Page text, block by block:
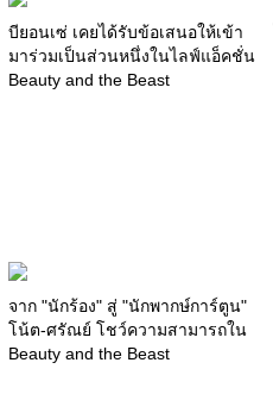
บียอนเซ่ เคยได้รับข้อเสนอให้เข้า
มาร่วมเป็นส่วนหนึ่งในไลฟ์แอ็คชั่น
Beauty and the Beast
จาก "นักร้อง" สู่ "นักพากษ์การ์ตูน"
โน้ต-ศรัณย์ โชว์ความสามารถใน
Beauty and the Beast